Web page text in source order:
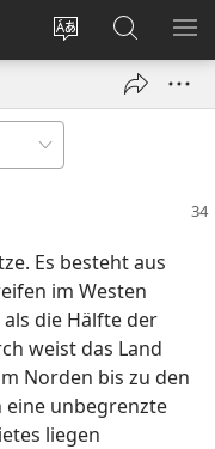
Websitesprache
ändern
Anmelden
(öffnet
Suche
Es besteht aus
im Westen
die Hälfte der
weist das Land
Norden bis zu den
eine unbegrenzte
liegen